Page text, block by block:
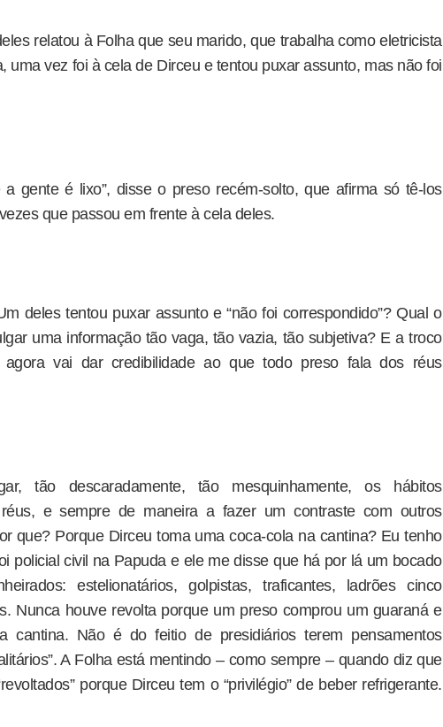
relatou à Folha que seu marido, que trabalha como eletricista
uma vez foi à cela de Dirceu e tentou puxar assunto, mas não foi
a gente é lixo”, disse o preso recém-solto, que afirma só tê-los
que passou em frente à cela deles.
deles tentou puxar assunto e “não foi correspondido”? Qual o
uma informação tão vaga, tão vazia, tão subjetiva? E a troco
vai dar credibilidade ao que todo preso fala dos réus
tão descaradamente, tão mesquinhamente, os hábitos
e sempre de maneira a fazer um contraste com outros
que? Porque Dirceu toma uma coca-cola na cantina? Eu tenho
policial civil na Papuda e ele me disse que há por lá um bocado
estelionatários, golpistas, traficantes, ladrões cinco
Nunca houve revolta porque um preso comprou um guaraná e
cantina. Não é do feitio de presidiários terem pensamentos
A Folha está mentindo – como sempre – quando diz que
porque Dirceu tem o “privilégio” de beber refrigerante.